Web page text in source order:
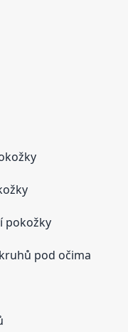
pokožky
pod očima